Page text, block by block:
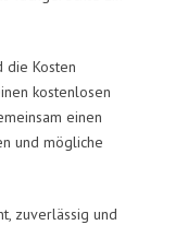
die Kosten
kostenlosen
einen
und mögliche
zuverlässig und